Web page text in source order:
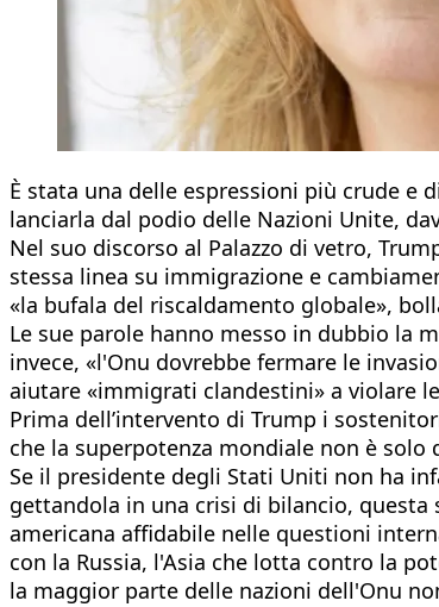
È stata una delle espressioni più crude e
lanciarla dal podio delle Nazioni Unite,
Nel suo discorso al Palazzo di vetro,
stessa linea su immigrazione e
«la bufala del riscaldamento globale»,
Le sue parole hanno messo in dubbio la
invece, «l'Onu dovrebbe fermare le
aiutare «immigrati clandestini» a violare
Prima dell’intervento di Trump i
che la superpotenza mondiale non è
Se il presidente degli Stati Uniti non ha
gettandola in una crisi di bilancio,
americana affidabile nelle questioni
con la Russia, l'Asia che lotta contro la
la maggior parte delle nazioni dell'Onu